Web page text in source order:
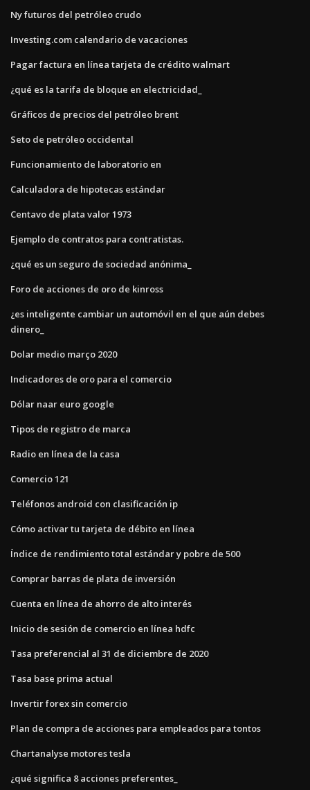
Ny futuros del petróleo crudo
Investing.com calendario de vacaciones
Pagar factura en línea tarjeta de crédito walmart
¿qué es la tarifa de bloque en electricidad_
Gráficos de precios del petróleo brent
Seto de petróleo occidental
Funcionamiento de laboratorio en
Calculadora de hipotecas estándar
Centavo de plata valor 1973
Ejemplo de contratos para contratistas.
¿qué es un seguro de sociedad anónima_
Foro de acciones de oro de kinross
¿es inteligente cambiar un automóvil en el que aún debes
dinero_
Dolar medio março 2020
Indicadores de oro para el comercio
Dólar naar euro google
Tipos de registro de marca
Radio en línea de la casa
Comercio 121
Teléfonos android con clasificación ip
Cómo activar tu tarjeta de débito en línea
Índice de rendimiento total estándar y pobre de 500
Comprar barras de plata de inversión
Cuenta en línea de ahorro de alto interés
Inicio de sesión de comercio en línea hdfc
Tasa preferencial al 31 de diciembre de 2020
Tasa base prima actual
Invertir forex sin comercio
Plan de compra de acciones para empleados para tontos
Chartanalyse motores tesla
¿qué significa 8 acciones preferentes_